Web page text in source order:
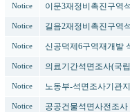
Notice 이문3재정비촉진구역
Notice 길음2재정비촉진구역
Notice 신공덕제6구역재개발
Notice 의료기간석면조사(국
Notice 노동부-석면조사기관
Notice 공공건물석면사전조사